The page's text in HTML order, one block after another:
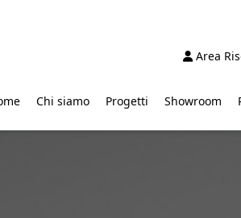
Area
Chi siamo Progetti Showroom